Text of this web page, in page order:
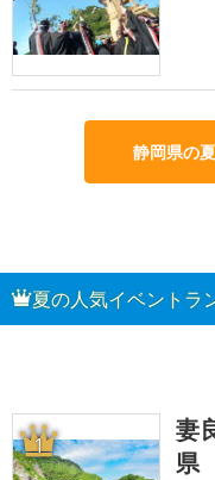
静岡県の
夏の人気イベントラ
1
妻
県